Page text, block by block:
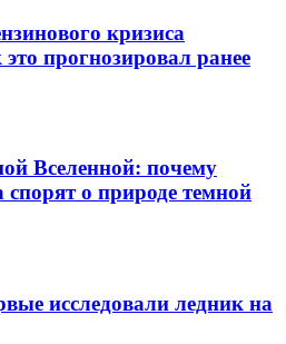
кризиса
прогнозировал ранее
Вселенной: почему
спорят о природе темной
исследовали ледник на